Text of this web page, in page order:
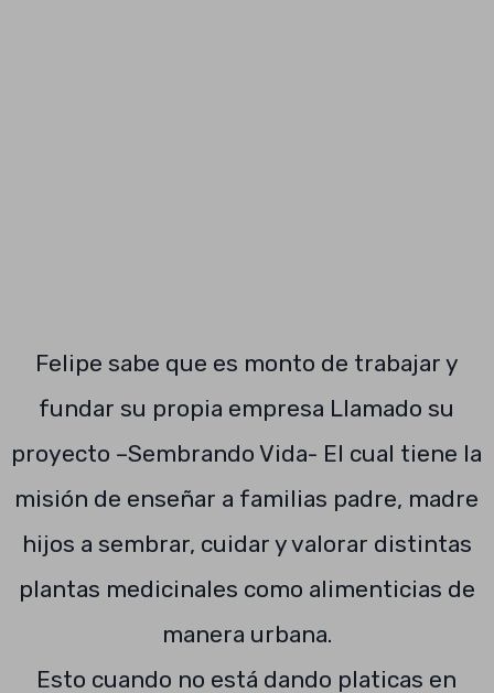
Felipe sabe que es monto de trabajar y
fundar su propia empresa Llamado su
proyecto –Sembrando Vida- El cual tiene la
misión de enseñar a familias padre, madre
hijos a sembrar, cuidar y valorar distintas
plantas medicinales como alimenticias de
manera urbana.
Esto cuando no está dando platicas en